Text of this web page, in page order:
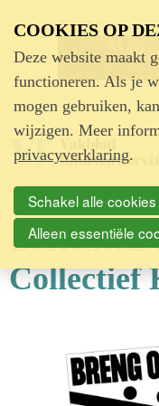
Advertentie
Berichten
Collectief
COOKIES OP
Deze website maakt
functioneren. Als je
mogen gebruiken,
wijzigen. Meer
privacyverklaring.
Schakel alle cookies
Alleen essentiële